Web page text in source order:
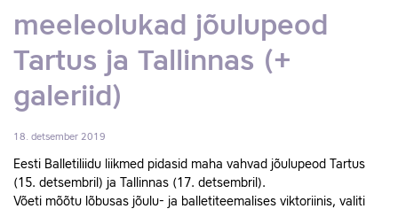
meeleolukad jõulupeod
Tartus ja Tallinnas (+
galeriid)
18. detsember 2019
Eesti Balletiliidu liikmed pidasid maha vahvad jõulupeod Tartus
(15. detsembril) ja Tallinnas (17. detsembril).
Võeti mõõtu lõbusas jõulu- ja balletiteemalises viktoriinis, valiti